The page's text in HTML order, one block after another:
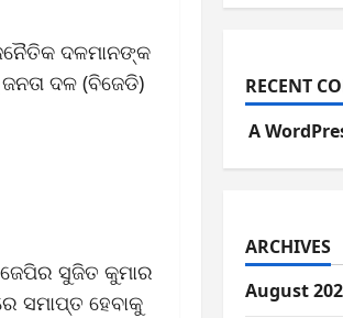
ଦଳମାନଙ୍କ
ଦଳ (ବିଜେଡି)
ସୁଜିତ କୁମାର
ସମାପ୍ତ ହେବାକୁ
RECENT
A
ARCHIVES
August